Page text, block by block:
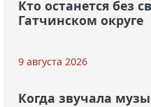
Кто останется без
Гатчинском округе
9 августа 2026
Когда звучала